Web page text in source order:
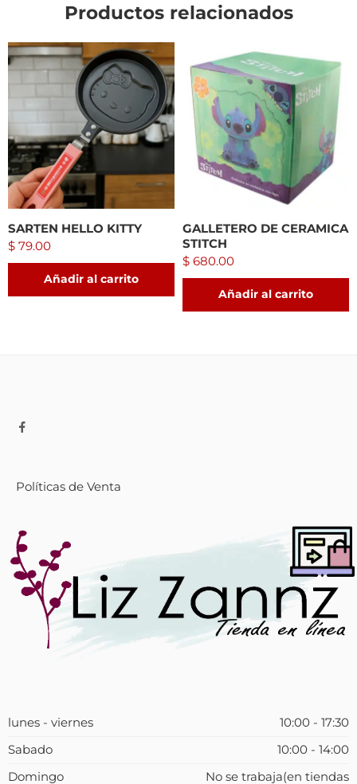
Productos relacionados
SARTEN HELLO KITTY
$ 79.00
Añadir al carrito
GALLETERO DE CERAMICA
STITCH
$ 680.00
Añadir al carrito
Políticas de Venta
lunes - viernes
10:00 - 17:30
Sabado
10:00 - 14:00
Domingo
No se trabaja(en tiendas